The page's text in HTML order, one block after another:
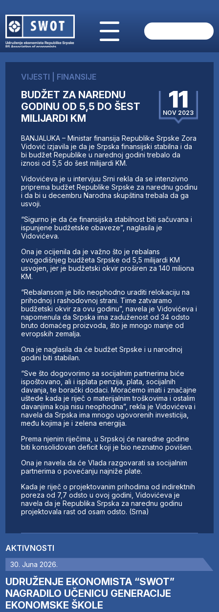
O NAMA
AKTUELNO
ANALIZE
KOMPANIJE
FINANSIJE
IZ STRANIH MEDIJA
AKTIVNOSTI
UČLANI SE
KONTAKT
AKTIVNOSTI
30. Juna 2026.
UDRUŽENJE EKONOMISTA “SWOT”
NAGRADILO UČENICU GENERACIJE
EKONOMSKE ŠKOLE
VIJESTI FINANSIJE
BUDŽET ZA NAREDNU
GODINU OD 5,5 DO ŠEST
MILIJARDI KM
11
NOV 2023
BANJALUKA – Ministar finansija Republike Srpske Zora
Vidović izjavila je da je Srpska finansijski stabilna i da
bi budžet Republike u narednoj godini trebalo da
iznosi od 5,5 do šest milijardi KM.
Vidovićeva je u intervjuu Srni rekla da se intenzivno
priprema budžet Republike Srpske za narednu godinu
i da bi u decembru Narodna skupština trebala da ga
usvoji.
“Sigurno je da će finansijska stabilnost biti sačuvana i
ispunjene budžetske obaveze”, naglasila je
Vidovićeva.
Ona je ocijenila da je važno što je rebalans
ovogodišnjeg budžeta Srpske od 5,5 milijardi KM
usvojen, jer je budžetski okvir proširen za 140 miliona
KM.
“Rebalansom je bilo neophodno uraditi relokaciju na
prihodnoj i rashodovnoj strani. Time zatvaramo
budžetski okvir za ovu godinu”, navela je Vidovićeva i
napomenula da Srpska ima zaduženost od 34 odsto
bruto domaćeg proizvoda, što je mnogo manje od
evropskih zemalja.
Ona je naglasila da će budžet Srpske i u narodnoj
godini biti stabilan.
“Sve što dogovorimo sa socijalnim partnerima biće
ispoštovano, ali i isplata penzija, plata, socijalnih
davanja, te borački dodaci. Moraćemo imati i značajne
uštede kada je riječ o materijalnim troškovima i ostalim
davanjima koja nisu neophodna”, rekla je Vidovićeva i
navela da Srpska ima mnogo ugovorenih investicija,
među kojima je i zelena energija.
Prema njenim riječima, u Srpskoj će naredne godine
biti konsolidovan deficit koji je bio neznatno povišen.
Ona je navela da će Vlada razgovarati sa socijalnim
partnerima o povećanju najniže plate.
Kada je riječ o projektovanim prihodima od indirektnih
poreza od 7,7 odsto u ovoj godini, Vidovićeva je
navela da je Republika Srpska za narednu godinu
projektovala rast od osam odsto. (Srna)